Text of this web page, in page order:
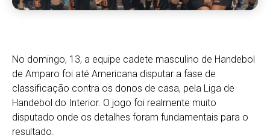
No domingo, 13, a equipe cadete masculino de Handebol
de Amparo foi até Americana disputar a fase de
classificação contra os donos de casa, pela Liga de
Handebol do Interior. O jogo foi realmente muito
disputado onde os detalhes foram fundamentais para o
resultado.